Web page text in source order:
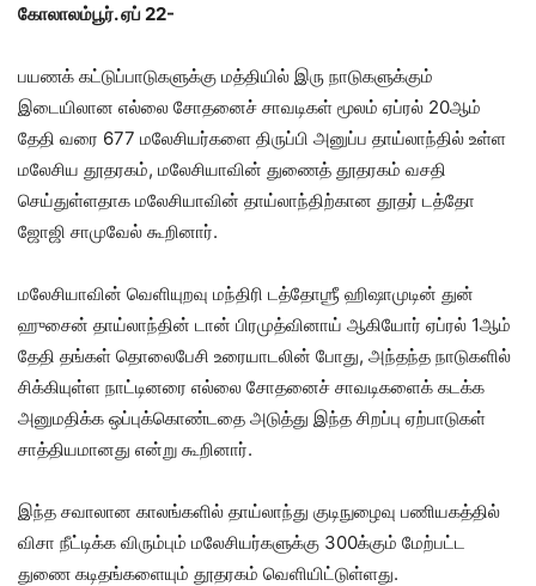
கோலாலம்பூர். ஏப் 22-
பயணக் கட்டுப்பாடுகளுக்கு மத்தியில் இரு நாடுகளுக்கும்
இடையிலான எல்லை சோதனைச் சாவடிகள் மூலம் ஏப்ரல் 20ஆம்
தேதி வரை 677 மலேசியர்களை திருப்பி அனுப்ப தாய்லாந்தில் உள்ள
மலேசிய தூதரகம், மலேசியாவின் துணைத் தூதரகம் வசதி
செய்துள்ளதாக மலேசியாவின் தாய்லாந்திற்கான தூதர் டத்தோ
ஜோஜி சாமுவேல் கூறினார்.
மலேசியாவின் வெளியுறவு மந்திரி டத்தோஶ்ரீ ஹிஷாமுடின் துன்
ஹுசைன் தாய்லாந்தின் டான் பிரமுத்வினாய் ஆகியோர் ஏப்ரல் 1ஆம்
தேதி தங்கள் தொலைபேசி உரையாடலின் போது, ​​அந்தந்த நாடுகளில்
சிக்கியுள்ள நாட்டினரை எல்லை சோதனைச் சாவடிகளைக் கடக்க
அனுமதிக்க ஒப்புக்கொண்டதை அடுத்து இந்த சிறப்பு ஏற்பாடுகள்
சாத்தியமானது என்று கூறினார்.
இந்த சவாலான காலங்களில் தாய்லாந்து குடிநுழைவு பணியகத்தில்
விசா நீட்டிக்க விரும்பும் மலேசியர்களுக்கு 300க்கும் மேற்பட்ட
துணை கடிதங்களையும் தூதரகம் வெளியிட்டுள்ளது.